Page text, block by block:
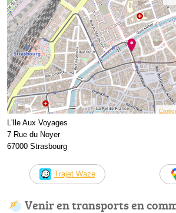
L'Ile Aux Voyages
7 Rue du Noyer
67000 Strasbourg
Trajet Waze
Venir en transports en